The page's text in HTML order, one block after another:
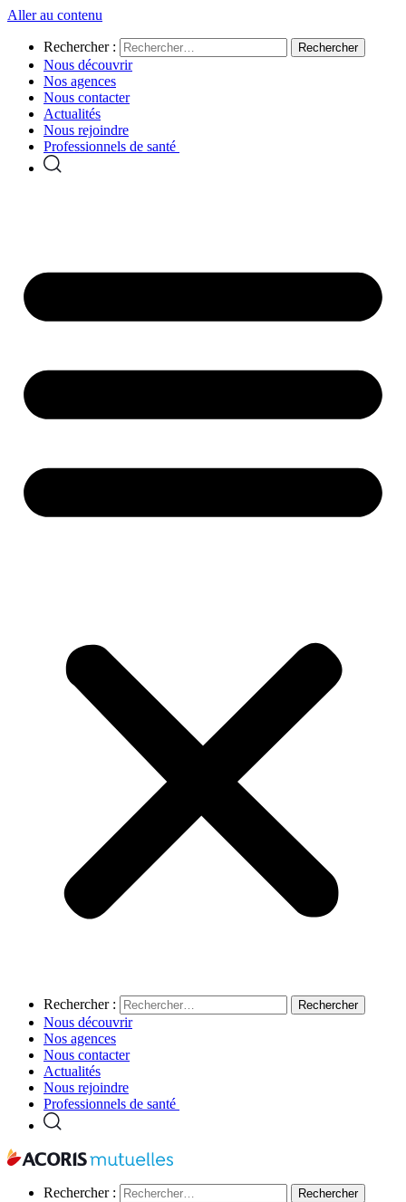
Aller au contenu
Rechercher :
Nous découvrir
Nos agences
Nous contacter
Actualités
Nous rejoindre
Professionnels de santé
Rechercher :
Nous découvrir
Nos agences
Nous contacter
Actualités
Nous rejoindre
Professionnels de santé
Rechercher :